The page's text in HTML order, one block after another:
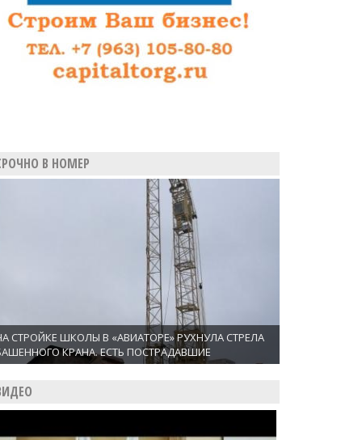
В НОМЕР
СТРОЙКЕ ШКОЛЫ В «АВИАТОРЕ» РУХНУЛА СТРЕЛА
КРАНА. ЕСТЬ ПОСТРАДАВШИЕ